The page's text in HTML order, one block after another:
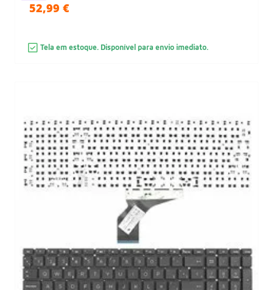
52,99 €
Tela em estoque. Disponível para envio imediato.